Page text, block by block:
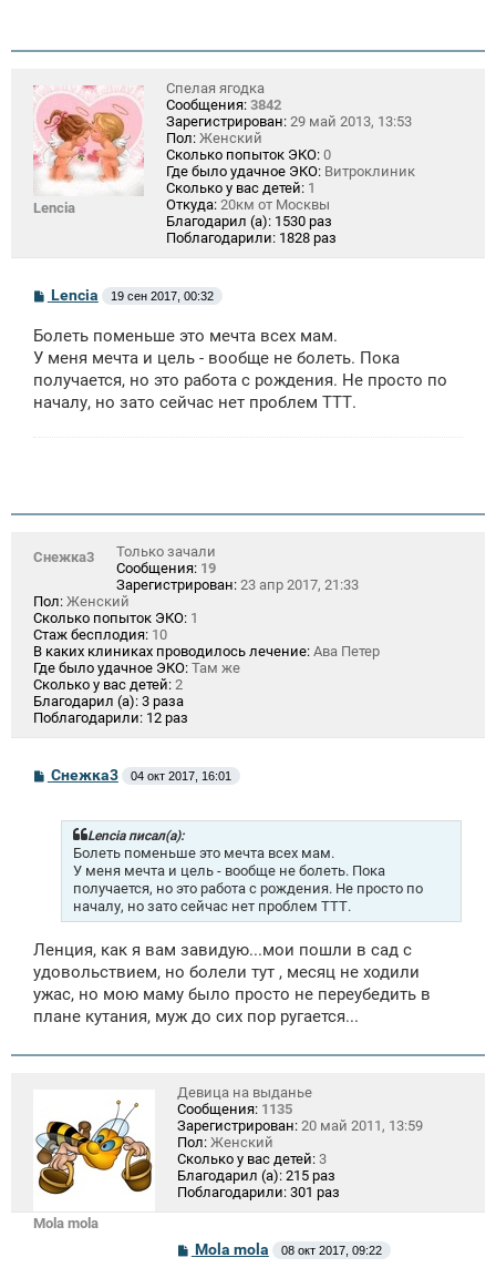
Lencia
Спелая ягодка
Сообщения: 3842
Зарегистрирован: 29 май 2013, 13:53
Пол: Женский
Сколько попыток ЭКО: 0
Где было удачное ЭКО: Витроклиник
Сколько у вас детей: 1
Откуда: 20км от Москвы
Благодарил (а): 1530 раз
Поблагодарили: 1828 раз
С
о
б
щ
н
и
Lencia 19 сен 2017, 00:32
Болеть поменьше это мечта всех мам.
У меня мечта и цель - вообще не болеть. Пока
получается, но это работа с рождения. Не просто по
началу, но зато сейчас нет проблем ТТТ.
Снежка3
Только зачали
Сообщения: 19
Зарегистрирован: 23 апр 2017, 21:33
Пол: Женский
Сколько попыток ЭКО: 1
Стаж бесплодия: 10
В каких клиниках проводилось лечение: Ава Петер
Где было удачное ЭКО: Там же
Сколько у вас детей: 2
Благодарил (а): 3 раза
Поблагодарили: 12 раз
С
о
Снежка3 04 окт 2017, 16:01
Lencia писал(а):
Болеть поменьше это мечта всех мам.
У меня мечта и цель - вообще не болеть. Пока
получается, но это работа с рождения. Не просто по
началу, но зато сейчас нет проблем ТТТ.
Ленция, как я вам завидую...мои пошли в сад с
удовольствием, но болели тут , месяц не ходили
ужас, но мою маму было просто не переубедить в
плане кутания, муж до сих пор ругается...
Mola mola
Девица на выданье
Сообщения: 1135
Зарегистрирован: 20 май 2011, 13:59
Пол: Женский
Сколько у вас детей: 3
Благодарил (а): 215 раз
Поблагодарили: 301 раз
С
о
Mola mola 08 окт 2017, 09:22